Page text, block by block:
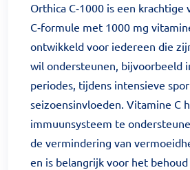
Orthica C‑1000 is een krachtige
C‑formule met 1000 mg
ontwikkeld voor iedereen die
wil ondersteunen, bijvoorbeeld
periodes, tijdens intensieve
seizoensinvloeden. Vitamine C
immuunsysteem te
de vermindering van
en is belangrijk voor het